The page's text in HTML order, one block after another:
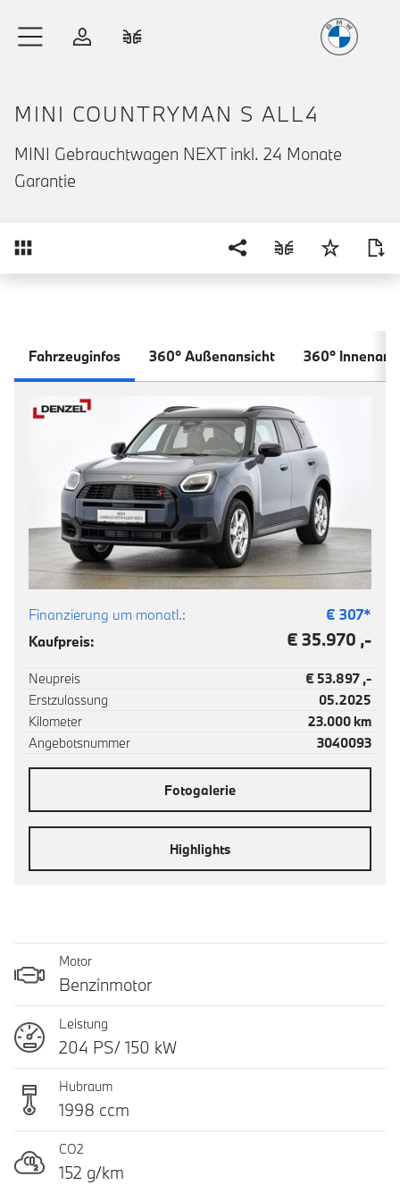
Anmelden
MINI COUNTRYMAN S ALL4
MINI Gebrauchtwagen NEXT inkl. 24 Monate
Garantie
Fahrzeuginfos 360° Außenansicht 360°
Finanzierung um monatl.: € 307*
Kaufpreis:
€ 35.970 ,-
Neupreis
€ 53.897 ,-
Erstzulassung
05.2025
Kilometer
23.000 km
Angebotsnummer
3040093
Fotogalerie
Highlights
Motor
Benzinmotor
Leistung
204 PS/ 150 kW
Hubraum
1998 ccm
CO2
152 g/km